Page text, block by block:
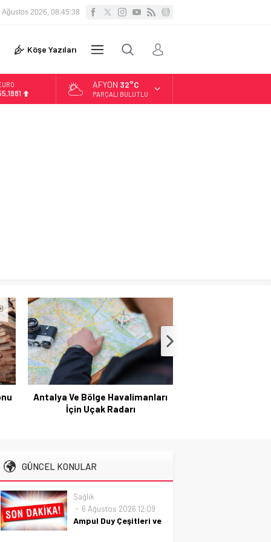
Ağustos 2026, 08:45:38
GALERİ
Köşe Yazıları DİĞER
AFYON 32°C
PARÇALI BULUTLU
Antalya Ve Bölge Havalimanları
İçin Uçak Radarı
GÜNCEL KONULAR
Sağlık
6 Ağustos 2026 12:09
Ampul Duy Çeşitleri ve